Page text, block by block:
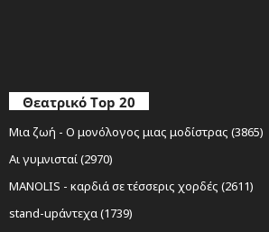
Θεατρικό Top 20
Μια ζωή - Ο μονόλογος μιας μοδίστρας (3865)
Αι γυμνισταί (2970)
MANOLIS - καρδιά σε τέσσερις χορδές (2611)
stand-upάντεχα (1739)